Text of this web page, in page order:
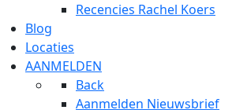
Recencies Rachel Koers
Blog
Locaties
AANMELDEN
Back
Aanmelden Nieuwsbrief